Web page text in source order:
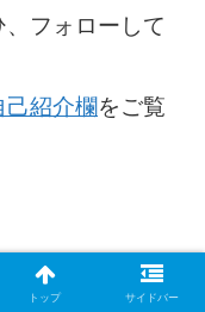
フォローして
己紹介欄をご覧
トップ サイドバー